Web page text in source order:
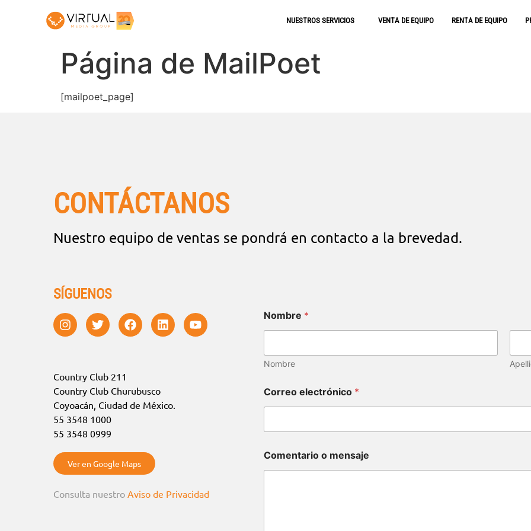
NUESTROS SERVICIOS VENTA DE EQUIPO RENTA DE EQUIPO
Página de MailPoet
[mailpoet_page]
CONTÁCTANOS
Nuestro equipo de ventas se pondrá en contacto a la brevedad.
SÍGUENOS
Country Club 211
Country Club Churubusco
Coyoacán, Ciudad de México.
55 3548 1000
55 3548 0999
Ver en Google Maps
Consulta nuestro Aviso de Privacidad
Nombre *
Nombre
Correo electrónico *
Comentario o mensaje